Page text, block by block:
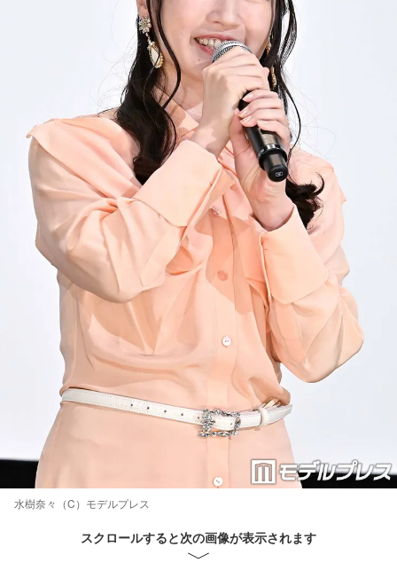
水樹奈々（C）モデルプレス
スクロールすると次の画像が表示されます